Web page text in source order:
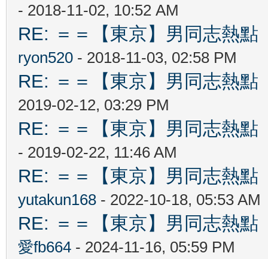
- 2018-11-02, 10:52 AM
RE: ＝＝【東京】男同志熱
ryon520 - 2018-11-03, 02:58 PM
RE: ＝＝【東京】男同志熱
2019-02-12, 03:29 PM
RE: ＝＝【東京】男同志熱
- 2019-02-22, 11:46 AM
RE: ＝＝【東京】男同志熱
yutakun168 - 2022-10-18, 05:53 AM
RE: ＝＝【東京】男同志熱
愛fb664 - 2024-11-16, 05:59 PM